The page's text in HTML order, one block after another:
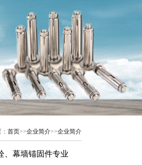
首页>>企业简介>>企业简介
、幕墙锚固件专业